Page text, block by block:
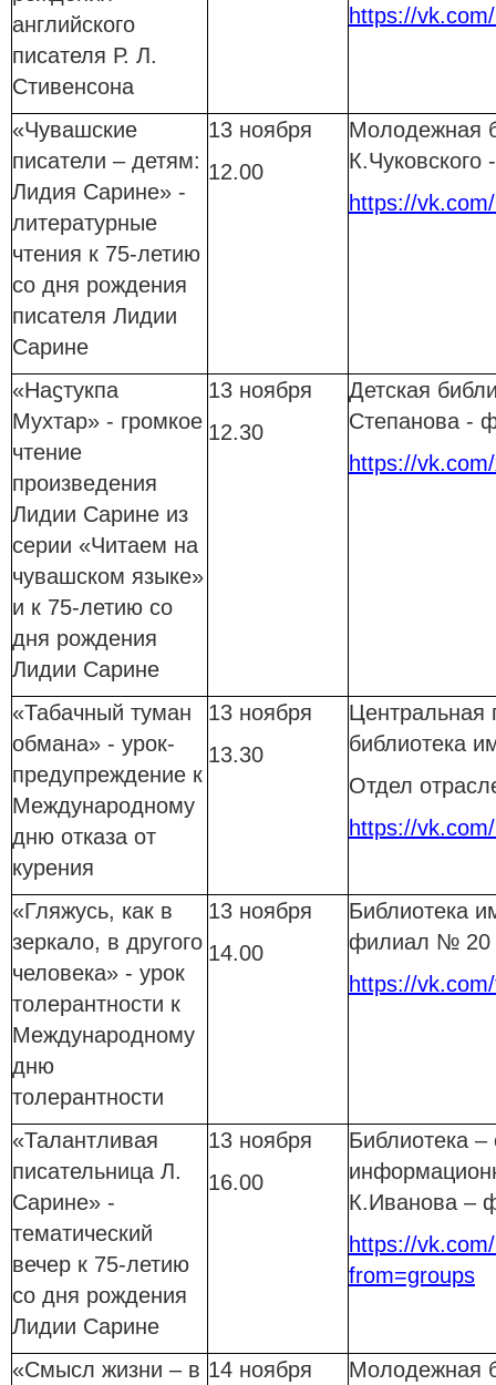
английского
писателя Р. Л.
Стивенсона
https://
«Чувашские
писатели – детям:
Лидия Сарине» -
литературные
чтения к 75-летию
со дня рождения
писателя Лидии
Сарине
13 ноября
12.00
Молодежная
https://
«Наϛтукпа
Мухтар» - громкое
чтение
произведения
Лидии Сарине из
серии «Читаем на
чувашском языке»
и к 75-летию со
дня рождения
Лидии Сарине
13 ноября
12.30
Детская
Степанова -
https://
«Табачный туман
обмана» - урок-
предупреждение к
Международному
дню отказа от
курения
13 ноября
13.30
Центральная
библиотека
Отдел
https://
«Гляжусь, как в
зеркало, в другого
человека» - урок
толерантности к
Международному
дню
толерантности
13 ноября
14.00
Библиотека
филиал № 20
https://
«Талантливая
писательница Л.
Сарине» -
тематический
вечер к 75-летию
со дня рождения
Лидии Сарине
13 ноября
16.00
Библиотека –
К.Иванова –
https://
from=groups
«Смысл жизни – в 14 ноября
Молодежная